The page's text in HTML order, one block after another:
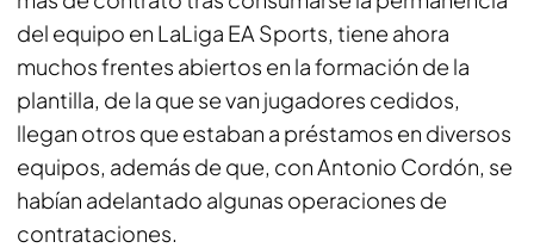
del equipo en LaLiga EA Sports, tiene ahora
muchos frentes abiertos en la formación de la
plantilla, de la que se van jugadores cedidos,
llegan otros que estaban a préstamos en diversos
equipos, además de que, con Antonio Cordón, se
habían adelantado algunas operaciones de
contrataciones.